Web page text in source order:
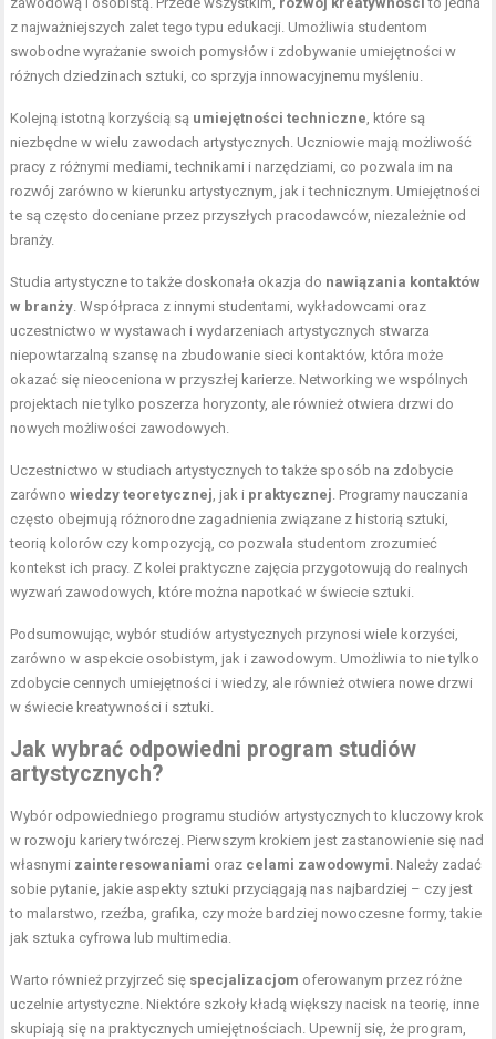
z najważniejszych zalet tego typu edukacji. Umożliwia studentom
swobodne wyrażanie swoich pomysłów i zdobywanie umiejętności w
różnych dziedzinach sztuki, co sprzyja innowacyjnemu myśleniu.
Kolejną istotną korzyścią są umiejętności techniczne, które są
niezbędne w wielu zawodach artystycznych. Uczniowie mają możliwość
pracy z różnymi mediami, technikami i narzędziami, co pozwala im na
rozwój zarówno w kierunku artystycznym, jak i technicznym. Umiejętności
te są często doceniane przez przyszłych pracodawców, niezależnie od
branży.
Studia artystyczne to także doskonała okazja do nawiązania kontaktów
w branży. Współpraca z innymi studentami, wykładowcami oraz
uczestnictwo w wystawach i wydarzeniach artystycznych stwarza
niepowtarzalną szansę na zbudowanie sieci kontaktów, która może
okazać się nieoceniona w przyszłej karierze. Networking we wspólnych
projektach nie tylko poszerza horyzonty, ale również otwiera drzwi do
nowych możliwości zawodowych.
Uczestnictwo w studiach artystycznych to także sposób na zdobycie
zarównowiedzy teoretycznej, jak i praktycznej. Programy nauczania
często obejmują różnorodne zagadnienia związane z historią sztuki,
teorią kolorów czy kompozycją, co pozwala studentom zrozumieć
kontekst ich pracy. Z kolei praktyczne zajęcia przygotowują do realnych
wyzwań zawodowych, które można napotkać w świecie sztuki.
Podsumowując, wybór studiów artystycznych przynosi wiele korzyści,
zarówno w aspekcie osobistym, jak i zawodowym. Umożliwia to nie tylko
zdobycie cennych umiejętności i wiedzy, ale również otwiera nowe drzwi
w świecie kreatywności i sztuki.
Jak wybrać odpowiedni program studiów
artystycznych?
Wybór odpowiedniego programu studiów artystycznych to kluczowy krok
w rozwoju kariery twórczej. Pierwszym krokiem jest zastanowienie się nad
własnymi zainteresowaniami oraz celami zawodowymi. Należy zadać
sobie pytanie, jakie aspekty sztuki przyciągają nas najbardziej – czy jest
to malarstwo, rzeźba, grafika, czy może bardziej nowoczesne formy, takie
jak sztuka cyfrowa lub multimedia.
Warto również przyjrzeć się specjalizacjom oferowanym przez różne
uczelnie artystyczne. Niektóre szkoły kładą większy nacisk na teorię, inne
skupiają się na praktycznych umiejętnościach. Upewnij się, że program,